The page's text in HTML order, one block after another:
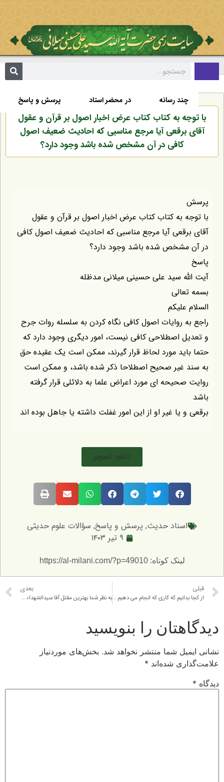
صفحه نخست تألیفات
پرسش و پاسخ در محضر استاد چند رسانه
با توجه به کتاب کتاب عرض اخبار اصول بر قرآن و عقول
آقای برقعی آیا مرجع مناسبی که احادیث ضعیف اصول
کافی در آن مشخص شده باشد وجود دارد؟
پرسش
با توجه به کتاب کتاب عرض اخبار اصول بر قرآن و عقول
آقای برقعی آیا مرجع مناسبی که احادیث ضعیف اصول کافی
در آن مشخص شده باشد وجود دارد؟
پاسخ
آیت الله سید علی حسینی میلانی مدظله
بسمه تعالی
السلام علیکم
راجع به روایات اصول کافی نگاه کردن به سلسله روات جرح
و تعدیل اصطلاحی کافی نیست، امور دیگری وجود دارد که
حتما باید مورد لحاظ قرار گیرند، ممکن است یک عقیده حق
به سند غیر صحیح اصطلاحا ذکر شده باشد، و ممکن است
روایت صحیحه ای مورد اعراض علما به دلائلی قرار گرفته
باشد
برقعی و یا غیر او از این امور غفلت داشته یا جاهل بوده اند
دانلود تصویر
اسناد حدیث, پرسش و پاسخ, سؤالات علوم حدیثی
۹ تیر ۱۴۰۳
لینک کوتاه: https://al-milani.com/?p=49010
قبلی
از کجا بدانیم که کاری که انجام می دهیم رضایت خداوند در آن وجود دارد؟ لطفا کتابی در مورد اعتقادات معرفی کنید
بعدی
به نظر شما بهترین مقتل آقا سیدالشهداء علیه السلام چیست؟
دیدگاهتان را بنویسید
نشانی ایمیل شما منتشر نخواهد شد. بخش‌های موردنیاز
علامت‌گذاری شده‌اند *
دیدگاه *